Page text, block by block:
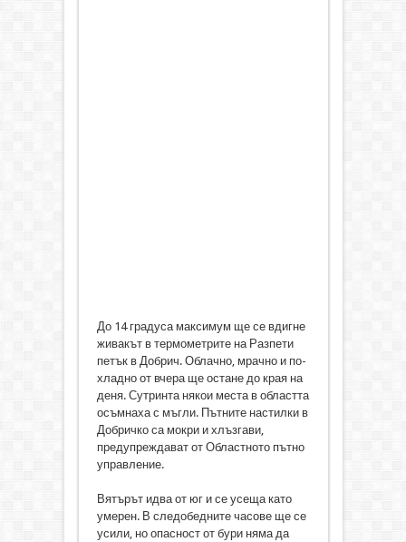
До 14 градуса максимум ще се вдигне
живакът в термометрите на Разпети
петък в Добрич. Облачно, мрачно и по-
хладно от вчера ще остане до края на
деня. Сутринта някои места в областта
осъмнаха с мъгли. Пътните настилки в
Добричко са мокри и хлъзгави,
предупреждават от Областното пътно
управление.
Вятърът идва от юг и се усеща като
умерен. В следобедните часове ще се
усили, но опасност от бури няма да